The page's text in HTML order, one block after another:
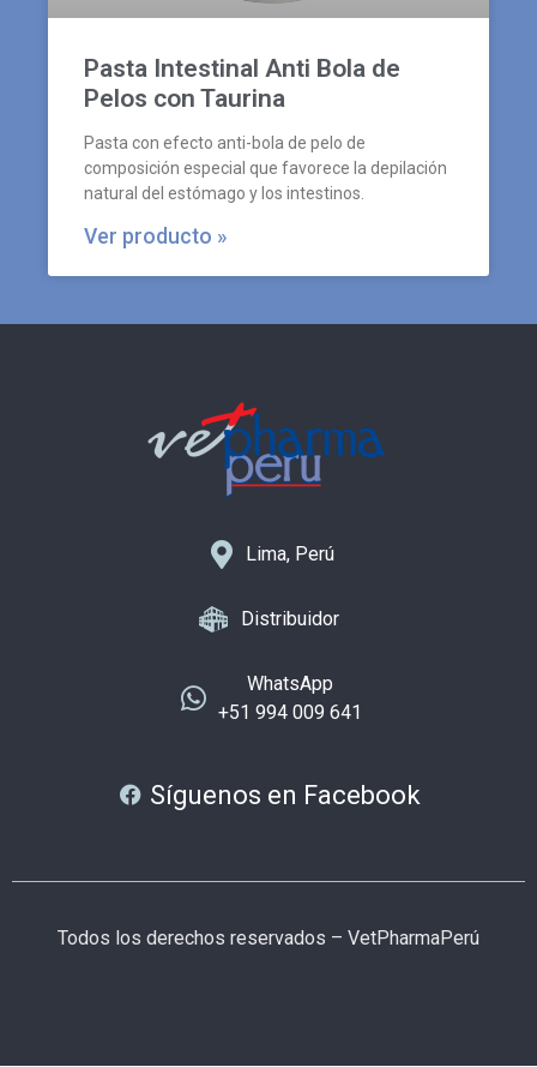
Pasta Intestinal Anti Bola de
Pelos con Taurina
Pasta con efecto anti-bola de pelo de
composición especial que favorece la depilación
natural del estómago y los intestinos.
Ver producto »
Lima, Perú
Distribuidor
WhatsApp
+51 994 009 641
Síguenos en Facebook
Todos los derechos reservados – VetPharmaPerú